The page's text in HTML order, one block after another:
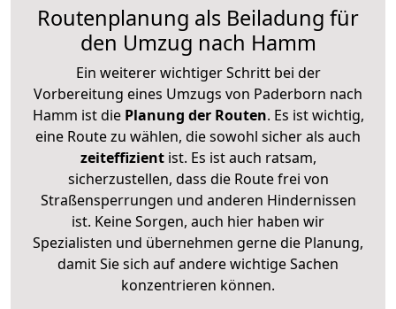
Routenplanung als Beiladung für
den Umzug nach Hamm
Ein weiterer wichtiger Schritt bei der
Vorbereitung eines Umzugs von Paderborn nach
Hamm ist diePlanung der Routen. Es ist wichtig,
eine Route zu wählen, die sowohl sicher als auch
zeiteffizientist. Es ist auch ratsam,
sicherzustellen, dass die Route frei von
Straßensperrungen und anderen Hindernissen
ist. Keine Sorgen, auch hier haben wir
Spezialisten und übernehmen gerne die Planung,
damit Sie sich auf andere wichtige Sachen
konzentrieren können.